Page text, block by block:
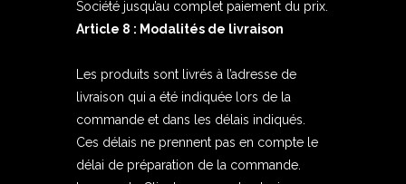
Société jusqu’au complet paiement du prix.
Article 8 : Modalités de livraison
Les produits sont livrés à l’adresse de
livraison qui a été indiquée lors de la
commande et dans les délais indiqués.
Ces délais ne prennent pas en compte le
délai de préparation de la commande.